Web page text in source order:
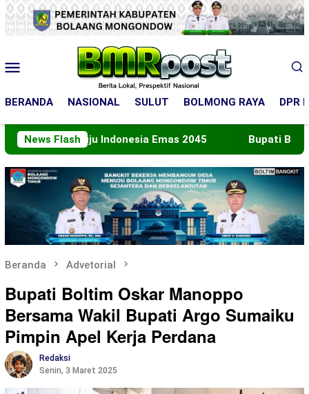
Loncat
ke
konten
Mobile
BERANDA NASIONAL SULUT BOLMONG RAYA DPR
News Flash
Indonesia Emas 2045 Bupati Boltara Lepas
Beranda Advetorial
Bupati Boltim Oskar Manoppo
Bersama Wakil Bupati Argo Sumaiku
Pimpin Apel Kerja Perdana
Redaksi
Senin, 3 Maret 2025